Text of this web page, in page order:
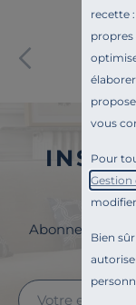
recette
propres
vous
Pour
Gestion
Bien
Abonnez-vous
pour